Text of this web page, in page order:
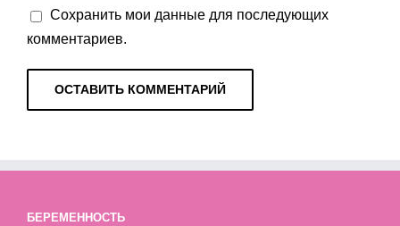
Сохранить мои данные для последующих
комментариев.
БЕРЕМЕННОСТЬ